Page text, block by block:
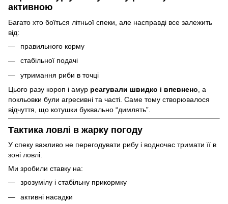
активною
Багато хто боїться літньої спеки, але насправді все залежить
від:
правильного корму
стабільної подачі
утримання риби в точці
Цього разу короп і амур реагували швидко і впевнено , а
покльовки були агресивні та часті. Саме тому створювалося
відчуття, що котушки буквально “димлять”.
Тактика ловлі в жарку погоду
У спеку важливо не перегодувати рибу і водночас тримати її в
зоні ловлі.
Ми зробили ставку на:
зрозумілу і стабільну прикормку
активні насадки